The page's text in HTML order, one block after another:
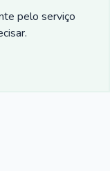
pelo serviço